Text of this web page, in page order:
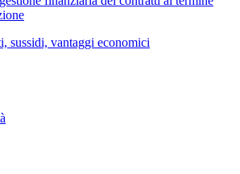
sussidi, vantaggi economici